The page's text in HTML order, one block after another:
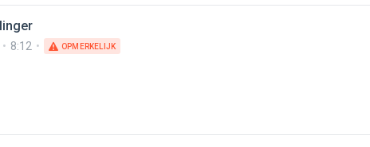
8:12 OPMERKELIJK